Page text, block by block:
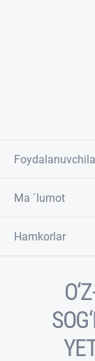
Ma `lumot
Hamkorlar